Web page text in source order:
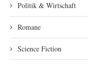
Politik & Wirtschaft
Romane
Science Fiction